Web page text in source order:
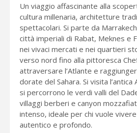
Un viaggio affascinante alla
cultura millenaria, architetture
spettacolari. Si parte da
città imperiali di Rabat, Meknes e
nei vivaci mercati e nei quartieri
verso nord fino alla pittoresca
attraversare l’Atlante e
dorate del Sahara. Si visita
si percorrono le verdi valli del
villaggi berberi e canyon
intenso, ideale per chi vuole
autentico e profondo.